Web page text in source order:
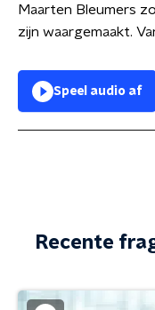
Maarten Bleumers
zijn waargemaakt.
Speel audio af
Recente